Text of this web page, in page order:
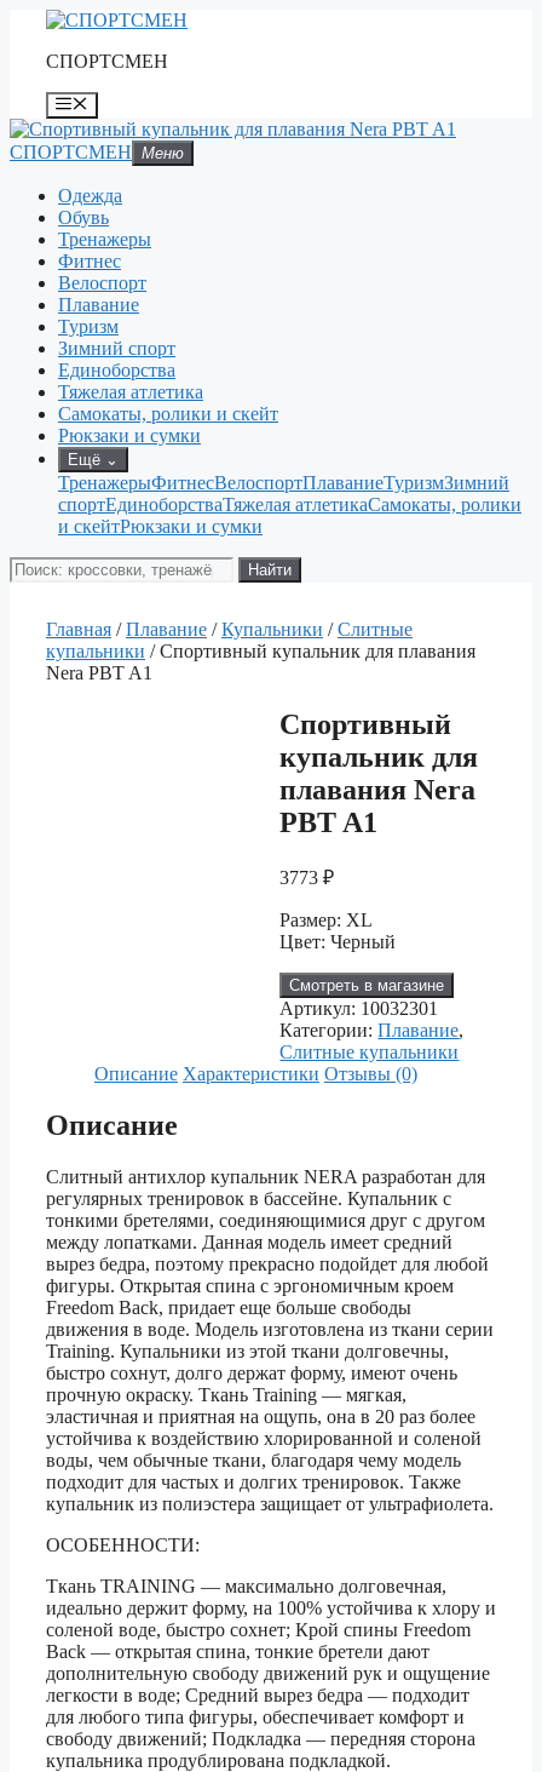
Перейти
содержимому
СПОРТСМЕН
Меню
СПОРТСМЕН Меню
Одежда
Обувь
Тренажеры
Фитнес
Велоспорт
Плавание
Туризм
Зимний спорт
Единоборства
Тяжелая атлетика
Самокаты, ролики и скейт
Рюкзаки и сумки
Ещё ⌄
ТренажерыФитнесВелоспортПлаваниеТуризмЗимний
спортЕдиноборстваТяжелая атлетикаСамокаты, ролики
и скейтРюкзаки и сумки
Поиск
товаров
Найти
Главная /Плавание /Купальники /Слитные
купальники / Спортивный купальник для плавания
Nera PBT A1
Спортивный
купальник для
плавания Nera
PBT A1
3773₽
Размер: XL
Цвет: Черный
Смотреть в магазине
Артикул: 10032301
Категории:Плавание,
Слитные купальники
Описание Характеристики Отзывы (0)
Описание
Слитный антихлор купальник NERA разработан для
регулярных тренировок в бассейне. Купальник с
тонкими бретелями, соединяющимися друг с другом
между лопатками. Данная модель имеет средний
вырез бедра, поэтому прекрасно подойдет для любой
фигуры. Открытая спина с эргономичным кроем
Freedom Back, придает еще больше свободы
движения в воде. Модель изготовлена из ткани серии
Training. Купальники из этой ткани долговечны,
быстро сохнут, долго держат форму, имеют очень
прочную окраску. Ткань Training — мягкая,
эластичная и приятная на ощупь, она в 20 раз более
устойчива к воздействию хлорированной и соленой
воды, чем обычные ткани, благодаря чему модель
подходит для частых и долгих тренировок. Также
купальник из полиэстера защищает от ультрафиолета.
ОСОБЕННОСТИ:
Ткань TRAINING — максимально долговечная,
идеально держит форму, на 100% устойчива к хлору и
соленой воде, быстро сохнет; Крой спины Freedom
Back — открытая спина, тонкие бретели дают
дополнительную свободу движений рук и ощущение
легкости в воде; Средний вырез бедра — подходит
для любого типа фигуры, обеспечивает комфорт и
свободу движений; Подкладка — передняя сторона
купальника продублирована подкладкой.